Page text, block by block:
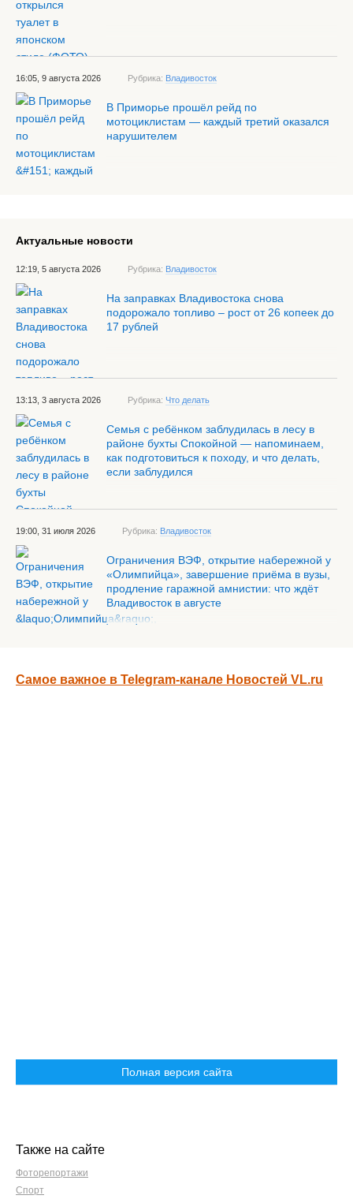
16:05, 9 августа 2026 Рубрика: Владивосток
В Приморье прошёл рейд по
мотоциклистам — каждый третий оказался
нарушителем
Актуальные новости
12:19, 5 августа 2026 Рубрика: Владивосток
На заправках Владивостока снова
подорожало топливо – рост от 26 копеек до
17 рублей
13:13, 3 августа 2026 Рубрика: Что делать
Семья с ребёнком заблудилась в лесу в
районе бухты Спокойной — напоминаем,
как подготовиться к походу, и что делать,
если заблудился
19:00, 31 июля 2026 Рубрика: Владивосток
Ограничения ВЭФ, открытие набережной у
«Олимпийца», завершение приёма в вузы,
продление гаражной амнистии: что ждёт
Владивосток в августе
Самое важное в Telegram-канале Новостей VL.ru
Полная версия сайта
Также на сайте
Фоторепортажи
Спорт